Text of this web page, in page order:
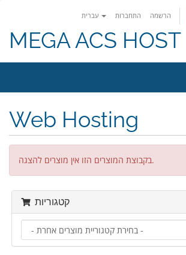
התחברות הרשמה
MEGA ACS HOST
Web Hosting
בקבוצת המוצרים הזו אין מוצרים להצגה.
קטגוריות